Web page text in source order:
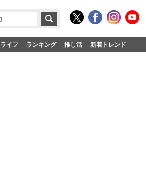
ライフ ランキング 推し活 新着トレンド